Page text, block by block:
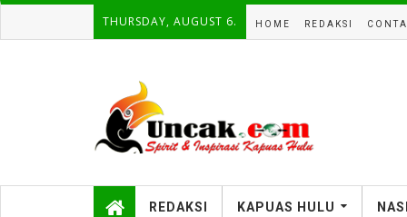
THURSDAY, AUGUST 6. HOME REDAKSI
REDAKSI KAPUAS HULU